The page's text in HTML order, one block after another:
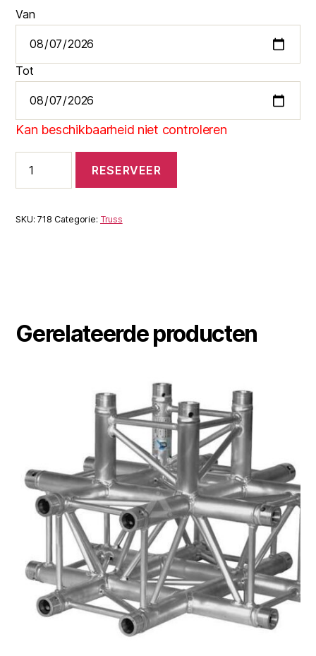
Van
Tot
Kan beschikbaarheid niet controleren
truss
CCS6-
30/40
RESERVEER
SKU:718 Categorie: Truss
Gerelateerde producten